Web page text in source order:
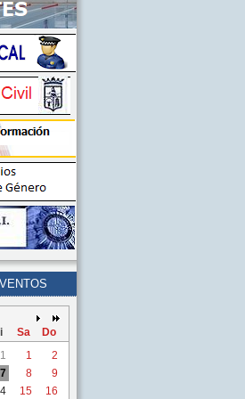
Sa
Do
1
2
7 8
9
15 16